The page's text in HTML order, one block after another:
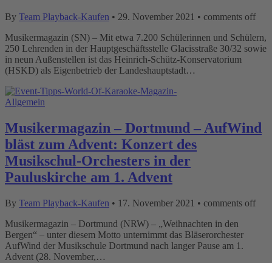
By Team Playback-Kaufen • 29. November 2021 • comments off
Musikermagazin (SN) – Mit etwa 7.200 Schülerinnen und Schülern,
250 Lehrenden in der Hauptgeschäftsstelle Glacisstraße 30/32 sowie
in neun Außenstellen ist das Heinrich-Schütz-Konservatorium
(HSKD) als Eigenbetrieb der Landeshauptstadt…
Allgemein
Musikermagazin – Dortmund – AufWind
bläst zum Advent: Konzert des
Musikschul-Orchesters in der
Pauluskirche am 1. Advent
By Team Playback-Kaufen • 17. November 2021 • comments off
Musikermagazin – Dortmund (NRW) – „Weihnachten in den
Bergen“ – unter diesem Motto unternimmt das Bläserorchester
AufWind der Musikschule Dortmund nach langer Pause am 1.
Advent (28. November,…